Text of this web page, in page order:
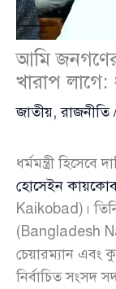
আমি জনগণের
খারাপ লাগে:
জাতীয়,রাজনীতি
ধর্মমন্ত্রী
হোসেইন
Kaikobad)।
(Bangladesh
চেয়ারম্যান এবং
নির্বাচিত সংসদ